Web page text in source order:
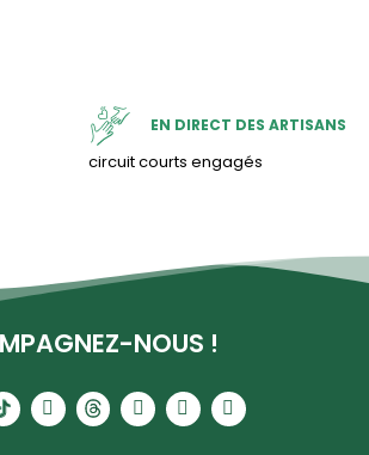
EN DIRECT DES ARTISANS
circuit courts engagés
NOUS !